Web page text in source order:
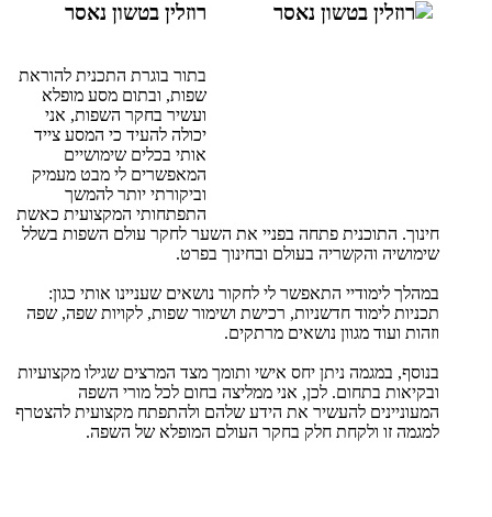
רוזלין בטשון נאסר
בתור בוגרת התכנית להוראת
שפות, ובתום מסע מופלא
ועשיר בחקר השפות, אני
יכולה להעיד כי המסע צייד
אותי בכלים שימושיים
המאפשרים לי מבט מעמיק
וביקורתי יותר להמשך
התפתחותי המקצועית כאשת
חינוך. התוכנית פתחה בפניי את השער לחקר עולם השפות בשלל
שימושיה והקשריה בעולם ובחינוך בפרט.
במהלך לימודיי התאפשר לי לחקור נושאים שעניינו אותי כגון:
תכניות לימוד חדשניות, רכישת ושימור שפות, לקויות שפה, שפה
וזהות ועוד מגוון נושאים מרתקים.
בנוסף, במגמה ניתן יחס אישי ותומך מצד המרצים שגילו מקצועיות
ובקיאות בתחום. לכן, אני ממליצה בחום לכל מורי השפה
המעוניינים להעשיר את הידע שלהם ולהתפתח מקצועית להצטרף
למגמה זו ולקחת חלק בחקר העולם המופלא של השפה.